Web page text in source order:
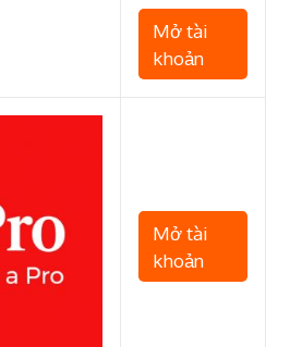
Mở tài
khoản
Mở tài
khoản